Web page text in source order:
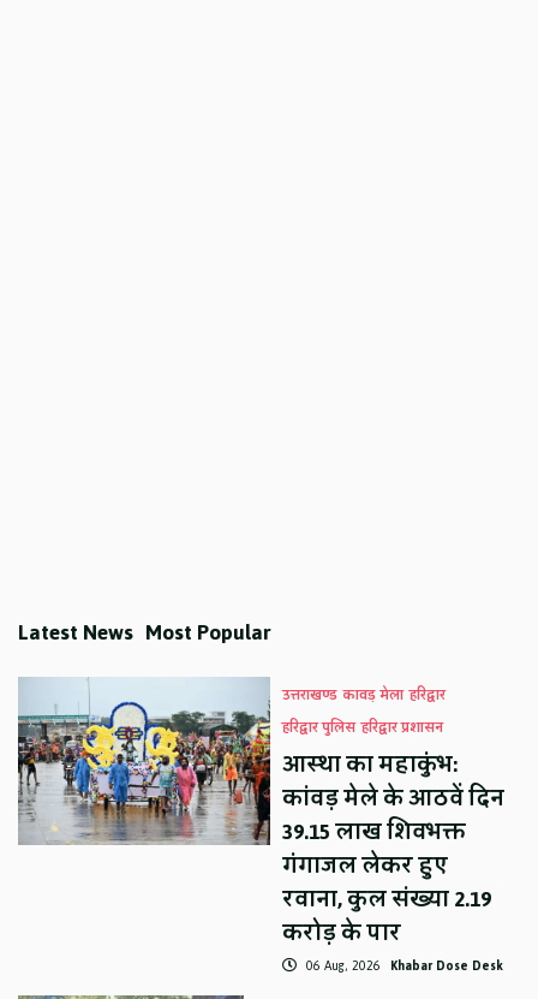
Latest News Most Popular
उत्तराखण्ड कावड़ मेला हरिद्वार
हरिद्वार पुलिस हरिद्वार प्रशासन
आस्था का महाकुंभ:
कांवड़ मेले के आठवें दिन
39.15 लाख शिवभक्त
गंगाजल लेकर हुए
रवाना, कुल संख्या 2.19
करोड़ के पार
06 Aug, 2026 Khabar Dose Desk